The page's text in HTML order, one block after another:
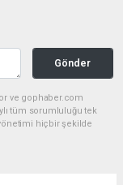
Gönder
ve gophaber.com
tüm sorumluluğu tek
hiçbir şekilde